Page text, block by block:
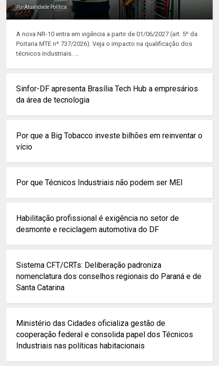
PorAtualidade Política
A nova NR-10 entra em vigência a partir de 01/06/2027 (art. 5º da
Portaria MTE nº 737/2026). Veja o impacto na qualificação dos
técnicos industriais. ...
Sinfor-DF apresenta Brasília Tech Hub a empresários
da área de tecnologia
Por que a Big Tobacco investe bilhões em reinventar o
vício
Por que Técnicos Industriais não podem ser MEI
Habilitação profissional é exigência no setor de
desmonte e reciclagem automotiva do DF
Sistema CFT/CRTs: Deliberação padroniza
nomenclatura dos conselhos regionais do Paraná e de
Santa Catarina
Ministério das Cidades oficializa gestão de
cooperação federal e consolida papel dos Técnicos
Industriais nas políticas habitacionais